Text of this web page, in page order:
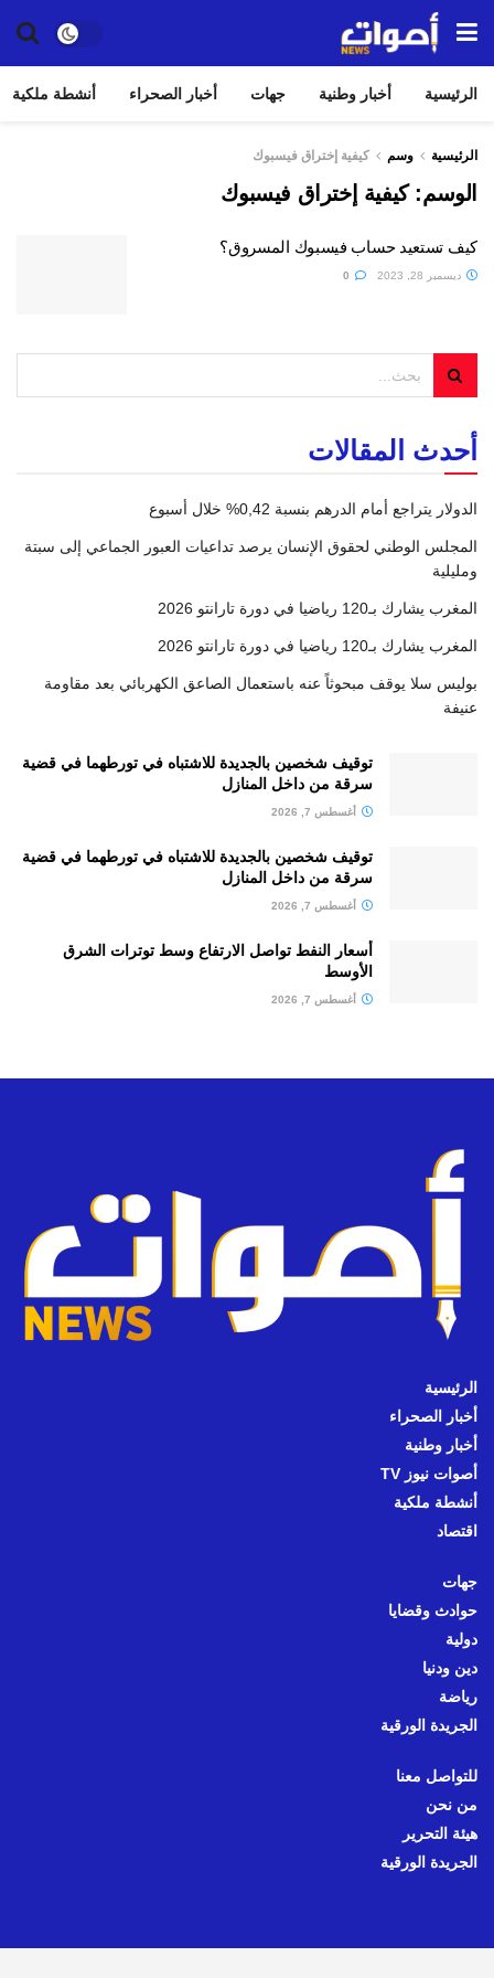
الرئيسية أخبار وطنية جهات أخبار الصحراء أنشطة ملكية
الرئيسية وسم كيفية إختراق فيسبوك
الوسم:كيفية إختراق فيسبوك
كيف تستعيد حساب فيسبوك المسروق؟
ديسمبر 28, 2023
أحدث المقالات
الدولار يتراجع أمام الدرهم بنسبة 0,42% خلال أسبوع
المجلس الوطني لحقوق الإنسان يرصد تداعيات العبور الجماعي إلى سبتة
ومليلية
المغرب يشارك بـ120 رياضيا في دورة تارانتو 2026
المغرب يشارك بـ120 رياضيا في دورة تارانتو 2026
بوليس سلا يوقف مبحوثاً عنه باستعمال الصاعق الكهربائي بعد مقاومة
عنيفة
توقيف شخصين بالجديدة للاشتباه في تورطهما في قضية
سرقة من داخل المنازل
أغسطس 7, 2026
توقيف شخصين بالجديدة للاشتباه في تورطهما في قضية
سرقة من داخل المنازل
أغسطس 7, 2026
أسعار النفط تواصل الارتفاع وسط توترات الشرق
الأوسط
أغسطس 7, 2026
الرئيسية
أخبار الصحراء
أخبار وطنية
أصوات نيوز TV
أنشطة ملكية
اقتصاد
جهات
حوادث وقضايا
دولية
دين ودنيا
رياضة
الجريدة الورقية
للتواصل معنا
من نحن
هيئة التحرير
الجريدة الورقية